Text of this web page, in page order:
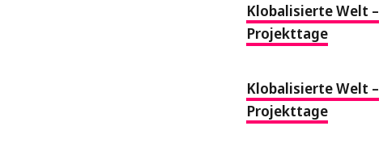
Klobalisierte Welt –
Projekttage
Klobalisierte Welt –
Projekttage